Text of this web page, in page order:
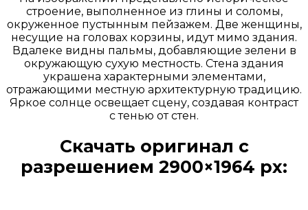
строение, выполненное из глины и соломы,
окруженное пустынным пейзажем. Две женщины,
несущие на головах корзины, идут мимо здания.
Вдалеке видны пальмы, добавляющие зелени в
окружающую сухую местность. Стена здания
украшена характерными элементами,
отражающими местную архитектурную традицию.
Яркое солнце освещает сцену, создавая контраст
с тенью от стен.
Скачать оригинал с
разрешением 2900×1964 px: